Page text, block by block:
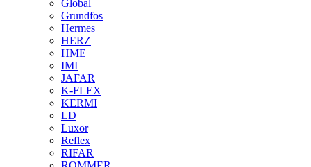
Global
Grundfos
Hermes
HERZ
HME
IMI
JAFAR
K-FLEX
KERMI
LD
Luxor
Reflex
RIFAR